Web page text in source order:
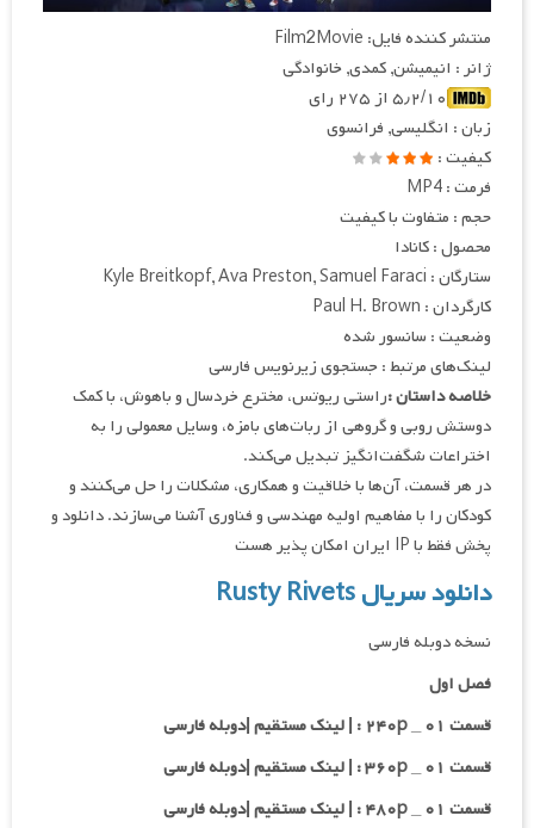
منتشر کننده فایل: Film2Movie
ژانر : انیمیشن, کمدی, خانوادگی
۵٫۲/۱۰ از ۲۷۵ رای
زبان : انگلیسی, فرانسوی
کیفیت :
فرمت : MP4
حجم : متفاوت با کیفیت
محصول : کانادا
ستارگان : Kyle Breitkopf, Ava Preston, Samuel Faraci
کارگردان : Paul H. Brown
وضعیت : سانسور شده
لینک‌های مرتبط : جستجوی زیرنویس فارسی
خلاصه داستان :راستی ریوتس، مخترع خردسال و باهوش، با کمک
دوستش روبی و گروهی از ربات‌های بامزه، وسایل معمولی را به
اختراعات شگفت‌انگیز تبدیل می‌کند.
در هر قسمت، آن‌ها با خلاقیت و همکاری، مشکلات را حل می‌کنند و
کودکان را با مفاهیم اولیه مهندسی و فناوری آشنا می‌سازند. دانلود و
پخش فقط با IP ایران امکان پذیر هست
دانلود سریال Rusty Rivets
نسخه دوبله فارسی
فصل اول
قسمت ۰۱ _ ۲۴۰p : | لینک مستقیم |دوبله فارسی
قسمت ۰۱ _ ۳۶۰p : | لینک مستقیم |دوبله فارسی
قسمت ۰۱ _ ۴۸۰p : | لینک مستقیم |دوبله فارسی